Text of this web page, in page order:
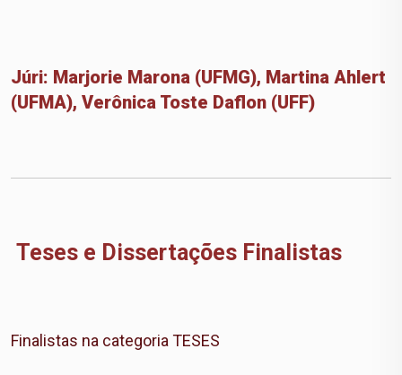
Júri: Marjorie Marona (UFMG), Martina Ahlert
(UFMA), Verônica Toste Daflon (UFF)
Teses e Dissertações Finalistas
Finalistas na categoria TESES